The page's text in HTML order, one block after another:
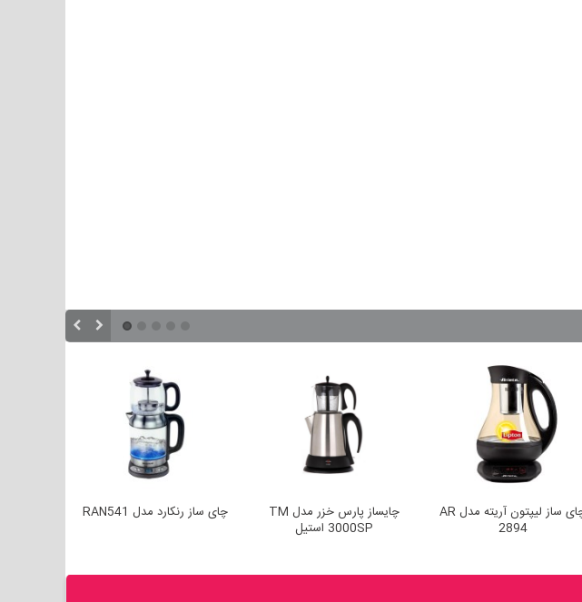
چای ساز رنكارد مدل RAN541
چایساز پارس خزر مدل TM
3000SP استیل
چای ساز لیپتون آریته مدل AR
2894